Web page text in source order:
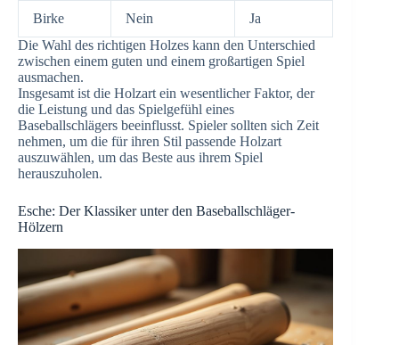
Birke Nein
Ja
Die Wahl des richtigen Holzes kann den Unterschied
zwischen einem guten und einem großartigen Spiel
ausmachen.
Insgesamt ist die Holzart ein wesentlicher Faktor, der
die Leistung und das Spielgefühl eines
Baseballschlägers beeinflusst. Spieler sollten sich Zeit
nehmen, um die für ihren Stil passende Holzart
auszuwählen, um das Beste aus ihrem Spiel
herauszuholen.
Esche: Der Klassiker unter den Baseballschläger-
Hölzern